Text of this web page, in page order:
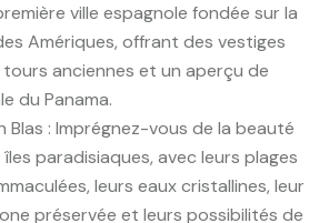
ville espagnole fondée sur la
Amériques, offrant des vestiges
anciennes et un aperçu de
du Panama.
Blas : Imprégnez-vous de la beauté
paradisiaques, avec leurs plages
leurs eaux cristallines, leur
préservée et leurs possibilités de